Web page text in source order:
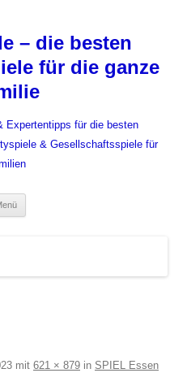
– die besten
für die ganze
Expertentipps für die besten
& Gesellschaftsspiele für
mit 621 × 879 in SPIEL Essen